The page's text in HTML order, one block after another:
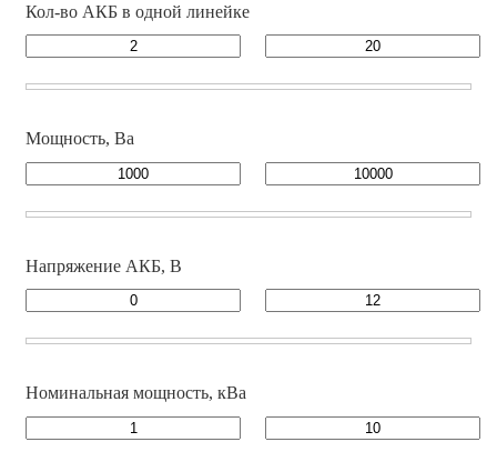
Кол-во АКБ в одной линейке
Мощность, Ва
Напряжение АКБ, В
Номинальная мощность, кВа